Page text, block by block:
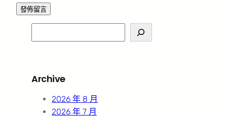
e
c
Archive
2026 年 8 月
2026 年 7 月